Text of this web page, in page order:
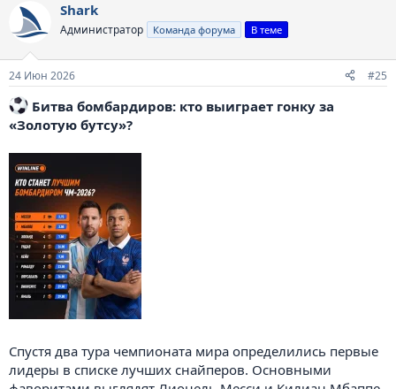
к
ц
и
Shark
Администратор Команда форума В теме
24 Июн 2026 #25
️ Битва бомбардиров: кто выиграет гонку за
«Золотую бутсу»?
Спустя два тура чемпионата мира определились первые
лидеры в списке лучших снайперов. Основными